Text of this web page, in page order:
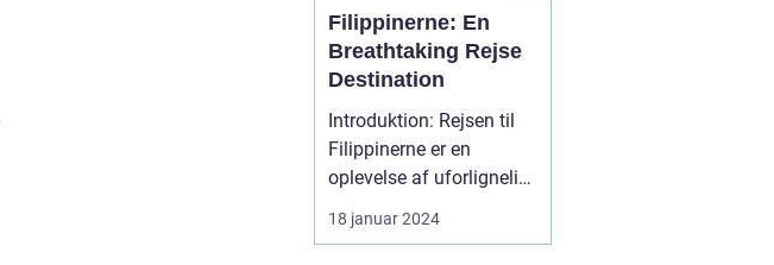
Filippinerne: En
Breathtaking Rejse
Destination
Introduktion: Rejsen til
Filippinerne er en
oplevelse af uforlignelig
skønhed og dyb kultur.
Dette eventyrland skaber
18 januar 2024